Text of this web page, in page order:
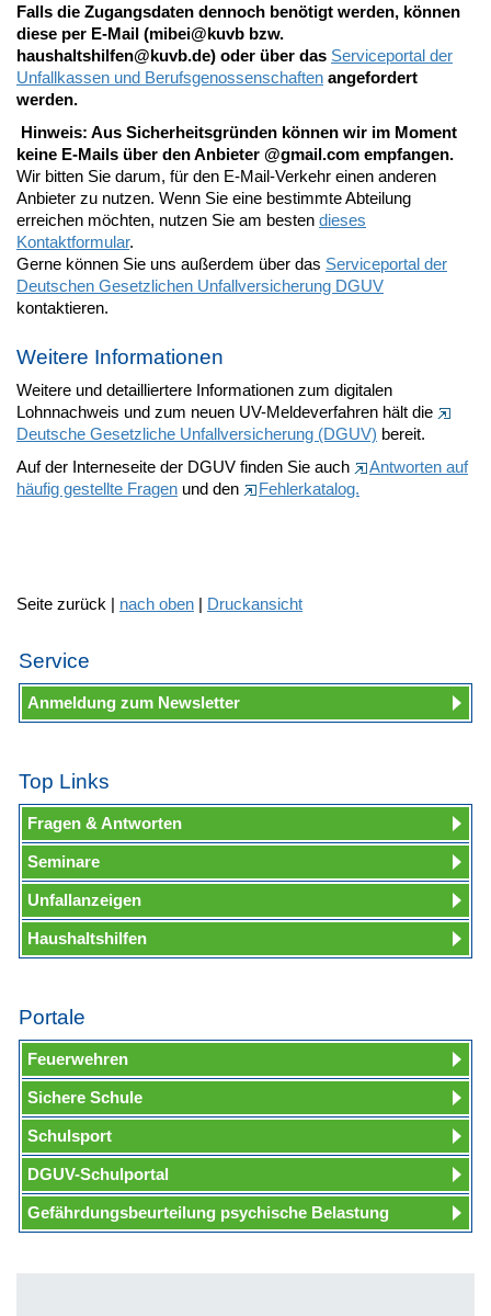
Falls die Zugangsdaten dennoch benötigt werden, können
diese per E-Mail (mibei@kuvb bzw.
haushaltshilfen@kuvb.de) oder über das Serviceportal der
Unfallkassen und Berufsgenossenschaften angefordert
werden.
Hinweis: Aus Sicherheitsgründen können wir im Moment
keine E-Mails über den Anbieter @gmail.com empfangen.
Wir bitten Sie darum, für den E-Mail-Verkehr einen anderen
Anbieter zu nutzen. Wenn Sie eine bestimmte Abteilung
erreichen möchten, nutzen Sie am besten dieses
Kontaktformular.
Gerne können Sie uns außerdem über das Serviceportal der
Deutschen Gesetzlichen Unfallversicherung DGUV
kontaktieren.
Weitere Informationen
Weitere und detailliertere Informationen zum digitalen
Lohnnachweis und zum neuen UV-Meldeverfahren hält die
Deutsche Gesetzliche Unfallversicherung (DGUV) bereit.
Auf der Interneseite der DGUV finden Sie auch
Antworten auf
häufig gestellte Fragen und den Fehlerkatalog.
Seite zurück | nach oben | Druckansicht
Service
Anmeldung zum Newsletter
Top Links
Fragen & Antworten
Seminare
Unfallanzeigen
Haushaltshilfen
Portale
Feuerwehren
Sichere Schule
Schulsport
DGUV-Schulportal
Gefährdungsbeurteilung psychische Belastung